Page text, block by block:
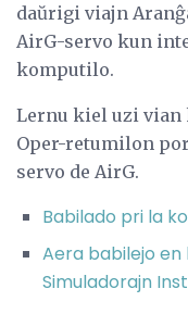
daŭrigi viajn
AirG-servo kun
komputilo.
Lernu kiel uzi vian
Oper-retumilon
servo de AirG.
Babilado pri la
Aera babilejo
Simuladorajn